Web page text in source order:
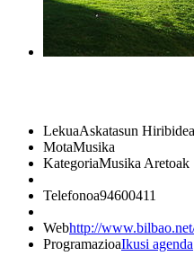
LekuaAskatasun
MotaMusika
KategoriaMusika Aretoak
Telefonoa94600411
Webhttp://
ProgramazioaIkusi agenda